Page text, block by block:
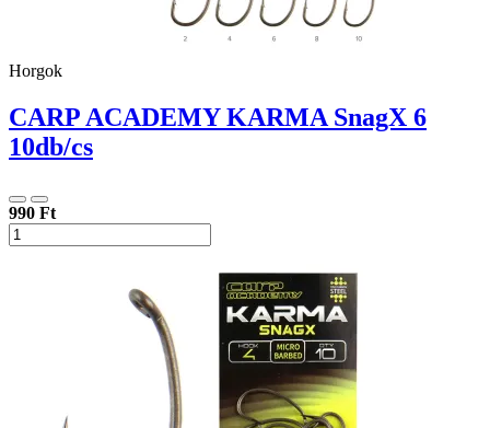
Horgok
CARP ACADEMY KARMA SnagX 6
10db/cs
990 Ft